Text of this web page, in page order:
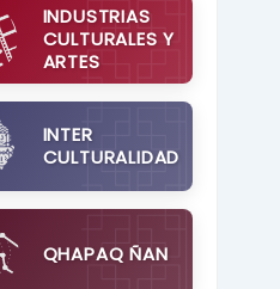
INDUSTRIAS
CULTURALES Y
ARTES
INTER
CULTURALIDAD
QHAPAQ ÑAN